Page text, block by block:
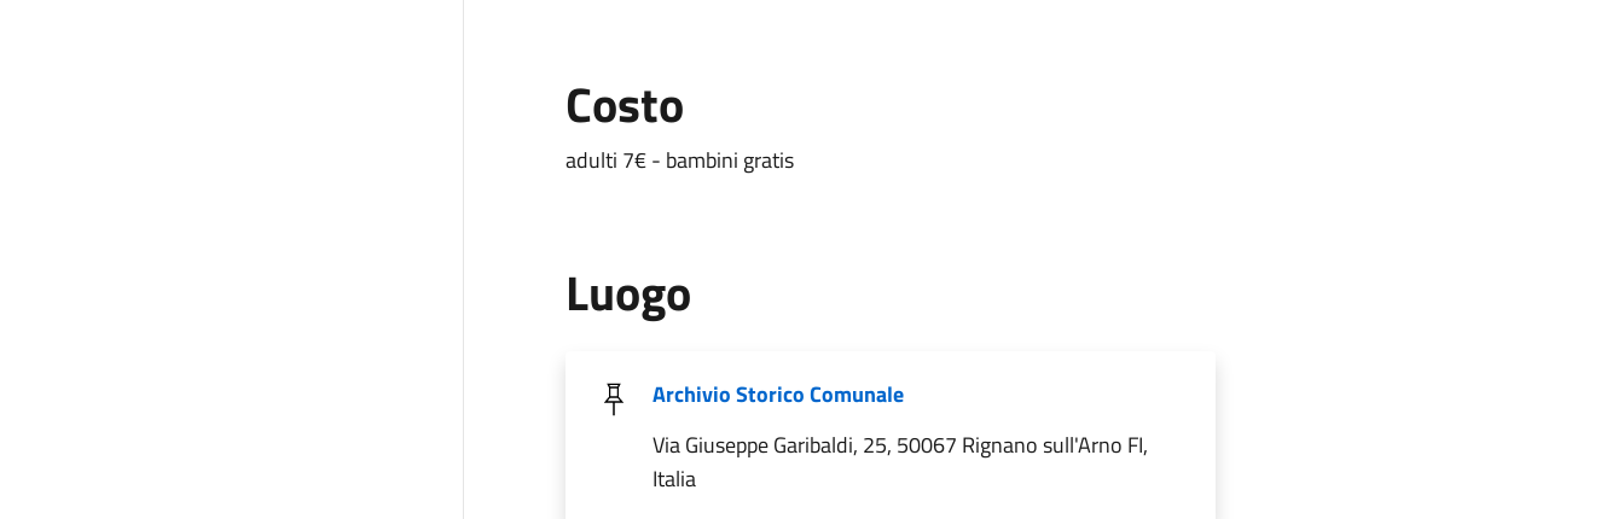
Costo
adulti 7€ - bambini gratis
Luogo
Archivio Storico Comunale
Via Giuseppe Garibaldi, 25, 50067 Rignano sull'Arno FI,
Italia